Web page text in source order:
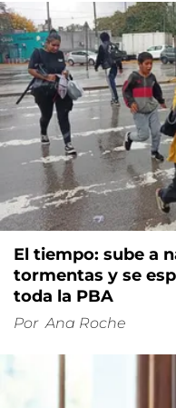
El tiempo: sube a
tormentas y se
toda la PBA
Por Ana Roche